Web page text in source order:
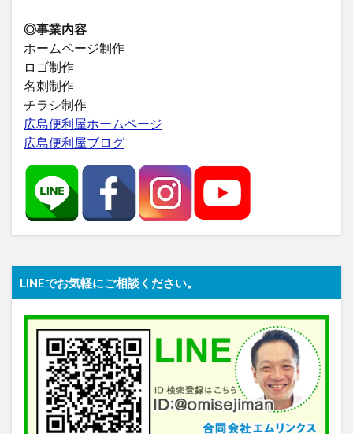
◎事業内容
ホームページ制作
ロゴ制作
名刺制作
チラシ制作
広島便利屋ホームページ
広島便利屋ブログ
LINEでお気軽にご相談ください。